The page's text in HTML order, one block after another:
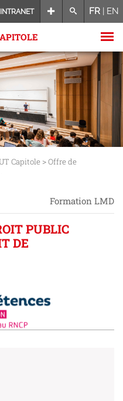
INTRANET FR | EN
Capitole >Offre de
Formation LMD
PUBLIC
DE